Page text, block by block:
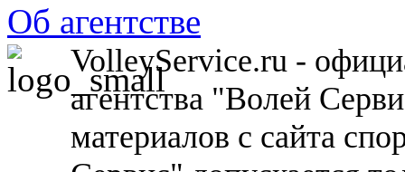
Об агентстве
VolleyService.ru -
агентства "Волей
материалов с сайта